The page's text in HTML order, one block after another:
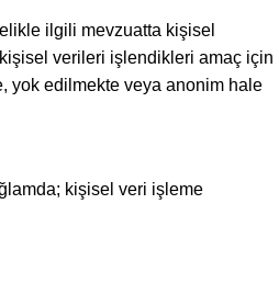
ilgili mevzuatta kişisel
verileri işlendikleri amaç için
yok edilmekte veya anonim hale
kişisel veri işleme